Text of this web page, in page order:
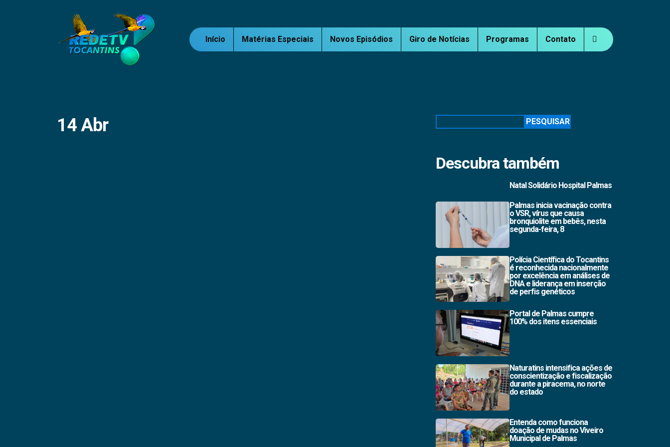
Início Matérias Especiais Novos Episódios Giro de Notícias Programas Contato
14 Abr PESQUISAR
Descubra também
Natal Solidário Hospital Palmas
Palmas inicia vacinação contra
o VSR, vírus que causa
bronquiolite em bebês, nesta
segunda-feira, 8
Polícia Científica do Tocantins
é reconhecida nacionalmente
por excelência em análises de
DNA e liderança em inserção
de perfis genéticos
Portal de Palmas cumpre
100% dos itens essenciais
Naturatins intensifica ações de
conscientização e fiscalização
durante a piracema, no norte
do estado
Entenda como funciona
doação de mudas no Viveiro
Municipal de Palmas